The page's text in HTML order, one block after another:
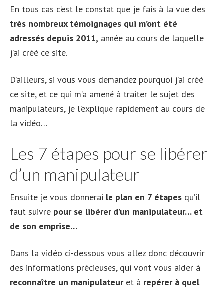
En tous cas c’est le constat que je fais à la vue des
très nombreux témoignages qui m’ont été
adressés depuis 2011, année au cours de laquelle
j’ai créé ce site.
D’ailleurs, si vous vous demandez pourquoi j’ai créé
ce site, et ce qui m’a amené à traiter le sujet des
manipulateurs, je l’explique rapidement au cours de
la vidéo…
Les 7 étapes pour se libérer
d’un manipulateur
Ensuite je vous donnerai le plan en 7 étapes qu’il
faut suivre pour se libérer d’un manipulateur… et
de son emprise…
Dans la vidéo ci-dessous vous allez donc découvrir
des informations précieuses, qui vont vous aider à
reconnaître un manipulateuret à repérer à quel